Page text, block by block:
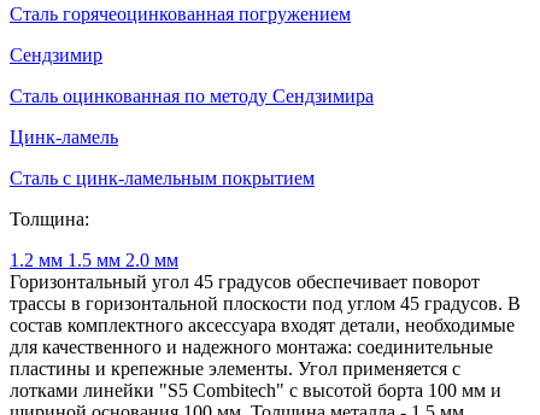
Сталь горячеоцинкованная погружением
Сендзимир
Сталь оцинкованная по методу Сендзимира
Цинк-ламель
Сталь с цинк-ламельным покрытием
Толщина:
1.2 мм 1.5 мм 2.0 мм
Горизонтальный угол 45 градусов обеспечивает поворот
трассы в горизонтальной плоскости под углом 45 градусов. В
состав комплектного аксессуара входят детали, необходимые
для качественного и надежного монтажа: соединительные
пластины и крепежные элементы. Угол применяется с
лотками линейки "S5 Combitech" с высотой борта 100 мм и